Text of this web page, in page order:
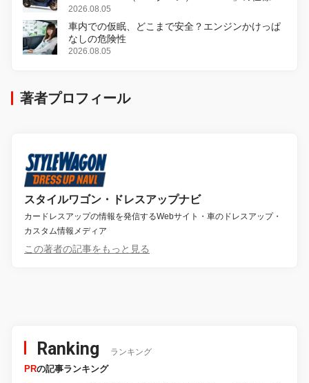
変更し、8月18日に発売
2026.08.05
車内での仮眠、どこまで安全？エンジンかけっぱ
なしの危険性
2026.08.05
著者プロフィール
スタイルワゴン・ドレスアップナビ
カードレスアップの情報を発信するWebサイト・車のドレスアップ・
カスタム情報メディア
この著者の記事をもっと見る
Ranking ランキング
PRの記事ランキング